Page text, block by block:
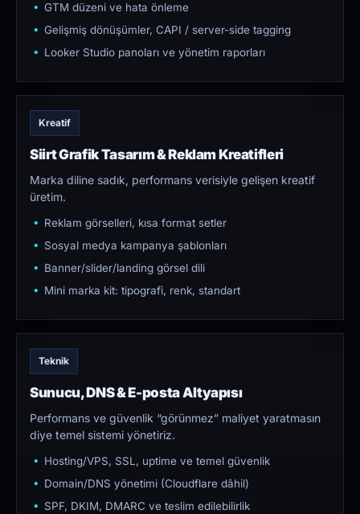
GTM düzeni ve hata önleme
Gelişmiş dönüşümler, CAPI / server-side tagging
Looker Studio panoları ve yönetim raporları
Kreatif
Siirt Grafik Tasarım & Reklam Kreatifleri
Marka diline sadık, performans verisiyle gelişen kreatif
üretim.
Reklam görselleri, kısa format setler
Sosyal medya kampanya şablonları
Banner/slider/landing görsel dili
Mini marka kit: tipografi, renk, standart
Teknik
Sunucu, DNS & E-posta Altyapısı
Performans ve güvenlik “görünmez” maliyet yaratmasın
diye temel sistemi yönetiriz.
Hosting/VPS, SSL, uptime ve temel güvenlik
Domain/DNS yönetimi (Cloudflare dâhil)
SPF, DKIM, DMARC ve teslim edilebilirlik